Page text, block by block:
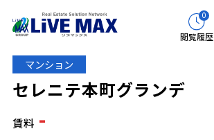
0
閲覧履歴
マンション
セレニテ本町グランデ
賃料 -